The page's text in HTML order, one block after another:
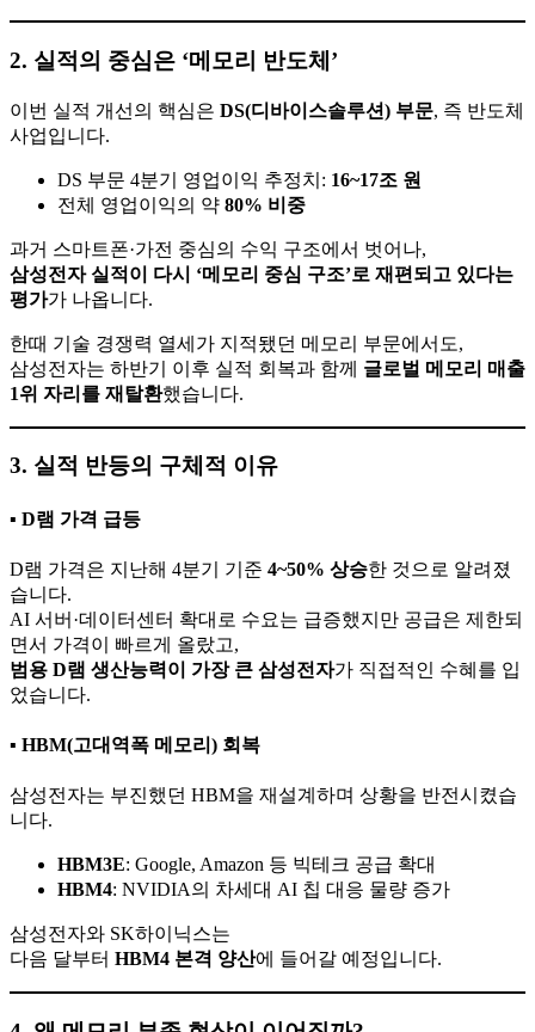
2. 실적의 중심은 ‘메모리 반도체’
이번 실적 개선의 핵심은 DS(디바이스솔루션) 부문, 즉 반도체
사업입니다.
DS 부문 4분기 영업이익 추정치: 16~17조 원
전체 영업이익의 약 80% 비중
과거 스마트폰·가전 중심의 수익 구조에서 벗어나,
삼성전자 실적이 다시 ‘메모리 중심 구조’로 재편되고 있다는
평가가 나옵니다.
한때 기술 경쟁력 열세가 지적됐던 메모리 부문에서도,
삼성전자는 하반기 이후 실적 회복과 함께 글로벌 메모리 매출
1위 자리를 재탈환했습니다.
3. 실적 반등의 구체적 이유
▪ D램 가격 급등
D램 가격은 지난해 4분기 기준 4~50% 상승한 것으로 알려졌
습니다.
AI 서버·데이터센터 확대로 수요는 급증했지만 공급은 제한되
면서 가격이 빠르게 올랐고,
범용 D램 생산능력이 가장 큰 삼성전자가 직접적인 수혜를 입
었습니다.
▪ HBM(고대역폭 메모리) 회복
삼성전자는 부진했던 HBM을 재설계하며 상황을 반전시켰습
니다.
HBM3E: Google, Amazon 등 빅테크 공급 확대
HBM4: NVIDIA의 차세대 AI 칩 대응 물량 증가
삼성전자와 SK하이닉스는
다음 달부터 HBM4 본격 양산에 들어갈 예정입니다.